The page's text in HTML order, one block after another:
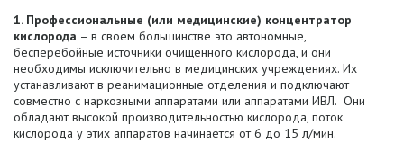
1. Профессиональные (или медицинские) концентратор
кислорода – в своем большинстве это автономные,
бесперебойные источники очищенного кислорода, и они
необходимы исключительно в медицинских учреждениях. Их
устанавливают в реанимационные отделения и подключают
совместно с наркозными аппаратами или аппаратами ИВЛ. Они
обладают высокой производительностью кислорода, поток
кислорода у этих аппаратов начинается от 6 до 15 л/мин.